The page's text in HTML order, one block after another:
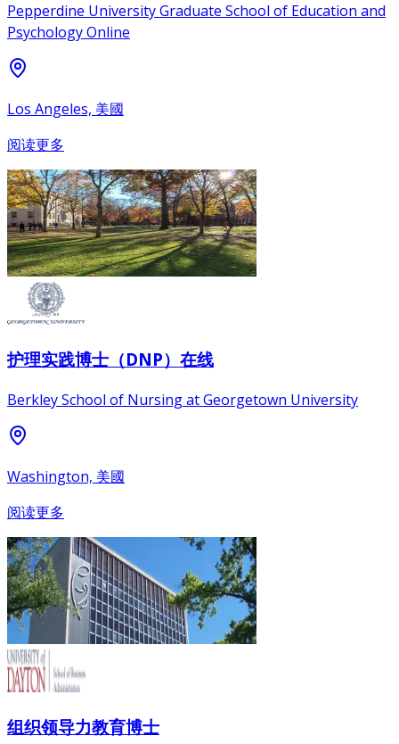
Pepperdine University Graduate School of Education and
Psychology Online
Los Angeles, 美國
阅读更多
护理实践博士（DNP）在线
Berkley School of Nursing at Georgetown University
Washington, 美國
阅读更多
组织领导力教育博士